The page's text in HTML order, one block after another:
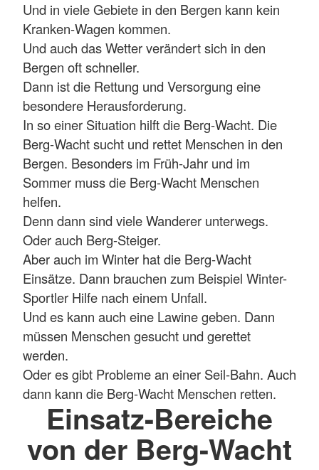
Und in viele Gebiete in den Bergen kann kein
Kranken-Wagen kommen.
Und auch das Wetter verändert sich in den
Bergen oft schneller.
Dann ist die Rettung und Versorgung eine
besondere Herausforderung.
In so einer Situation hilft die Berg-Wacht. Die
Berg-Wacht sucht und rettet Menschen in den
Bergen. Besonders im Früh-Jahr und im
Sommer muss die Berg-Wacht Menschen
helfen.
Denn dann sind viele Wanderer unterwegs.
Oder auch Berg-Steiger.
Aber auch im Winter hat die Berg-Wacht
Einsätze. Dann brauchen zum Beispiel Winter-
Sportler Hilfe nach einem Unfall.
Und es kann auch eine Lawine geben. Dann
müssen Menschen gesucht und gerettet
werden.
Oder es gibt Probleme an einer Seil-Bahn. Auch
dann kann die Berg-Wacht Menschen retten.
Einsatz-Bereiche
von der Berg-Wacht